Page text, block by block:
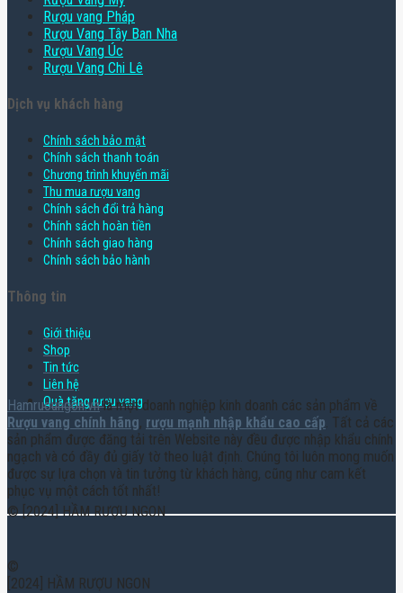
Rượu vang Pháp
Rượu Vang Tây Ban Nha
Rượu Vang Úc
Rượu Vang Chi Lê
Dịch vụ khách hàng
Chính sách bảo mật
Chính sách thanh toán
Chương trình khuyến mãi
Thu mua rượu vang
Chính sách đổi trả hàng
Chính sách hoàn tiền
Chính sách giao hàng
Chính sách bảo hành
Thông tin
Giới thiệu
Shop
Tin tức
Liên hệ
Quà tặng rượu vang
Hamruoungon.vnlà một doanh nghiệp kinh doanh các sản phẩm về
Rượu vang chính hãng, rượu mạnh nhập khẩu cao cấp. Tất cả các
sản phẩm được đăng tải trên Website này đều được nhập khẩu chính
ngạch và có đầy đủ giấy tờ theo luật định. Chúng tôi luôn mong muốn
được sự lựa chọn và tin tưởng từ khách hàng, cũng như cam kết
phục vụ một cách tốt nhất!
© [2024] HẦM RƯỢU NGON
©
[2024] HẦM RƯỢU NGON